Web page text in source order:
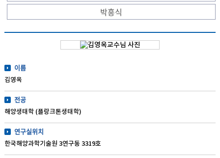
박흥식
이름
김영옥
전공
해양생태학 (플랑크톤생태학)
연구실위치
한국해양과학기술원 3연구동 3319호